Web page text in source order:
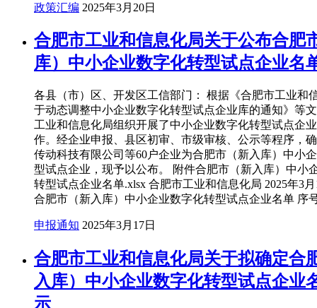
政策汇编 2025年3月20日
合肥市工业和信息化局关于公布合肥
库）中小企业数字化转型试点企业名
各县（市）区、开发区工信部门： 根据《合肥市工业和
于动态调整中小企业数字化转型试点企业库的通知》等
工业和信息化局组织开展了中小企业数字化转型试点企
作。经企业申报、县区初审、市级审核、公示等程序，
传动科技有限公司等60户企业为合肥市（新入库）中小
型试点企业，现予以公布。 附件合肥市（新入库）中小
转型试点企业名单.xlsx 合肥市工业和信息化局 2025年3
合肥市（新入库）中小企业数字化转型试点企业名单 序
申报通知 2025年3月17日
合肥市工业和信息化局关于拟确定合
入库）中小企业数字化转型试点企业
示